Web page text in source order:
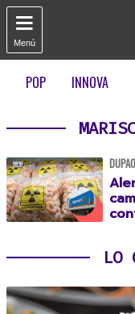

Menú
POP INNOVA
LO